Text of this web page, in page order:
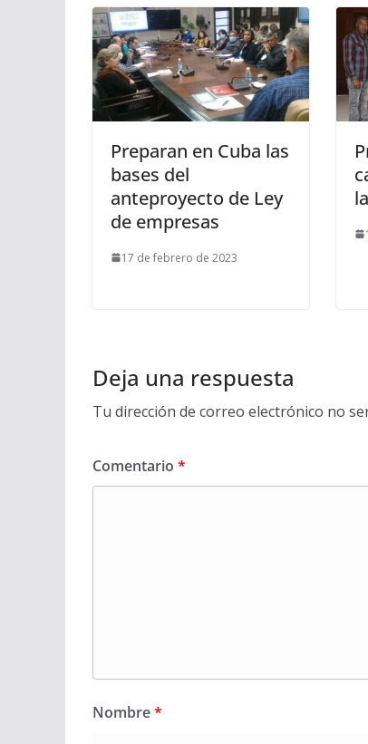
Preparan en Cuba las
bases del
anteproyecto de Ley
de empresas
17 de febrero de 2023
Deja una respuesta
Tu dirección de correo electrónico no
Comentario *
Nombre*